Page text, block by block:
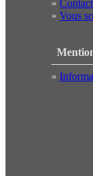
»
» Vous
»